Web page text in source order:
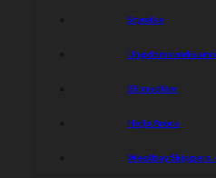
Styrelse
Bli medlem
Hejla Arena
Westbay Skippers